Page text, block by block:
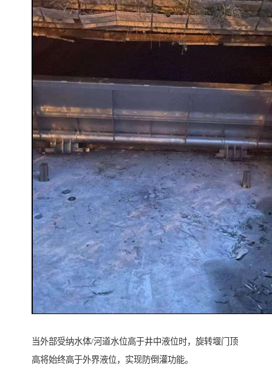
当外部受纳水体/河道水位高于井中液位时，旋转堰门顶
高将始终高于外界液位，实现防倒灌功能。